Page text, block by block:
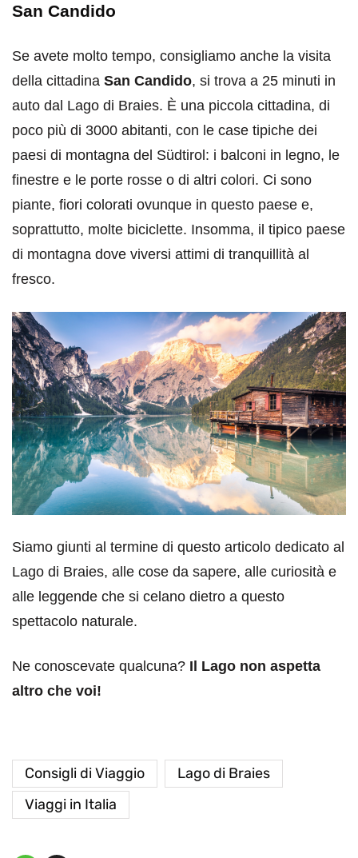
San Candido
Se avete molto tempo, consigliamo anche la visita
della cittadina San Candido, si trova a 25 minuti in
auto dal Lago di Braies. È una piccola cittadina, di
poco più di 3000 abitanti, con le case tipiche dei
paesi di montagna del Südtirol: i balconi in legno, le
finestre e le porte rosse o di altri colori. Ci sono
piante, fiori colorati ovunque in questo paese e,
soprattutto, molte biciclette. Insomma, il tipico paese
di montagna dove viversi attimi di tranquillità al
fresco.
Siamo giunti al termine di questo articolo dedicato al
Lago di Braies, alle cose da sapere, alle curiosità e
alle leggende che si celano dietro a questo
spettacolo naturale.
Ne conoscevate qualcuna? Il Lago non aspetta
altro che voi!
Consigli di Viaggio
Lago di Braies
Viaggi in Italia